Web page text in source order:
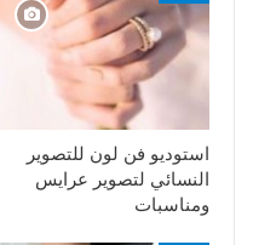
استوديو فن لون للتصوير
النسائي لتصوير عرايس
ومناسبات